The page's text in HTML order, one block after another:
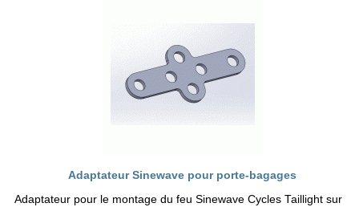
Adaptateur Sinewave pour porte-bagages
Adaptateur pour le montage du feu Sinewave Cycles Taillight sur